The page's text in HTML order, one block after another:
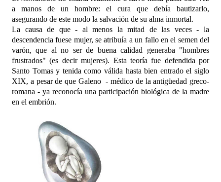
a manos de un hombre: el cura que debía bautizarlo,
asegurando de este modo la salvación de su alma inmortal.
La causa de que - al menos la mitad de las veces - la
descendencia fuese mujer, se atribuía a un fallo en el semen del
varón, que al no ser de buena calidad generaba "hombres
frustrados" (es decir mujeres). Esta teoría fue defendida por
Santo Tomas y tenida como válida hasta bien entrado el siglo
XIX, a pesar de que Galeno - médico de la antigüedad greco-
romana - ya reconocía una participación biológica de la madre
en el embrión.